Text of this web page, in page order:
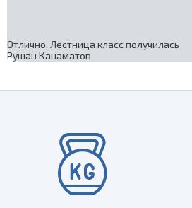
Отлично. Лестница класс получилась
Рушан Канаматов